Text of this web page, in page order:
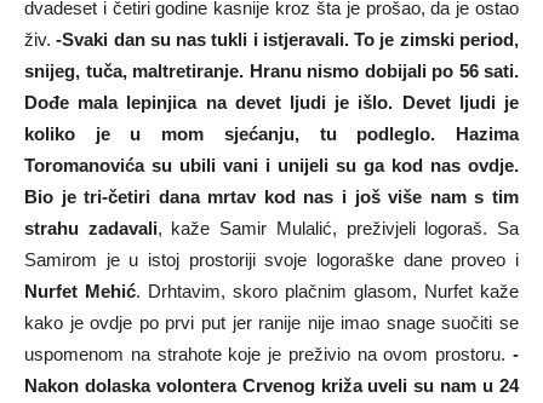
dvadeset i četiri godine kasnije kroz šta je prošao, da je ostao
živ.-Svaki dan su nas tukli i istjeravali. To je zimski period,
snijeg, tuča, maltretiranje. Hranu nismo dobijali po 56 sati.
Dođe mala lepinjica na devet ljudi je išlo. Devet ljudi je
koliko je u mom sjećanju, tu podleglo. Hazima
Toromanovića su ubili vani i unijeli su ga kod nas ovdje.
Bio je tri-četiri dana mrtav kod nas i još više nam s tim
strahu zadavali, kaže Samir Mulalić, preživjeli logoraš. Sa
Samirom je u istoj prostoriji svoje logoraške dane proveo i
Nurfet Mehić. Drhtavim, skoro plačnim glasom, Nurfet kaže
kako je ovdje po prvi put jer ranije nije imao snage suočiti se
uspomenom na strahote koje je preživio na ovom prostoru. -
Nakon dolaska volontera Crvenog križa uveli su nam u 24